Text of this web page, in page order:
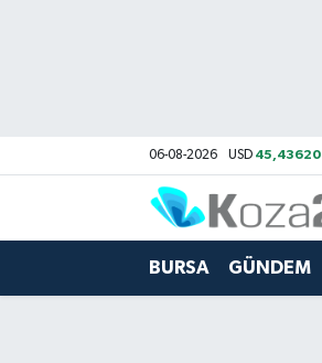
06-08-2026 USD 45,43620
BURSA GÜNDEM
Bursa Namaz Vakitleri
Bursa Trafik Yoğunluk Haritası